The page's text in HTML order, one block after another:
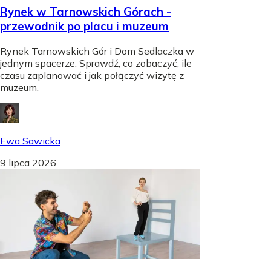
Rynek w Tarnowskich Górach -
przewodnik po placu i muzeum
Rynek Tarnowskich Gór i Dom Sedlaczka w
jednym spacerze. Sprawdź, co zobaczyć, ile
czasu zaplanować i jak połączyć wizytę z
muzeum.
Ewa Sawicka
9 lipca 2026